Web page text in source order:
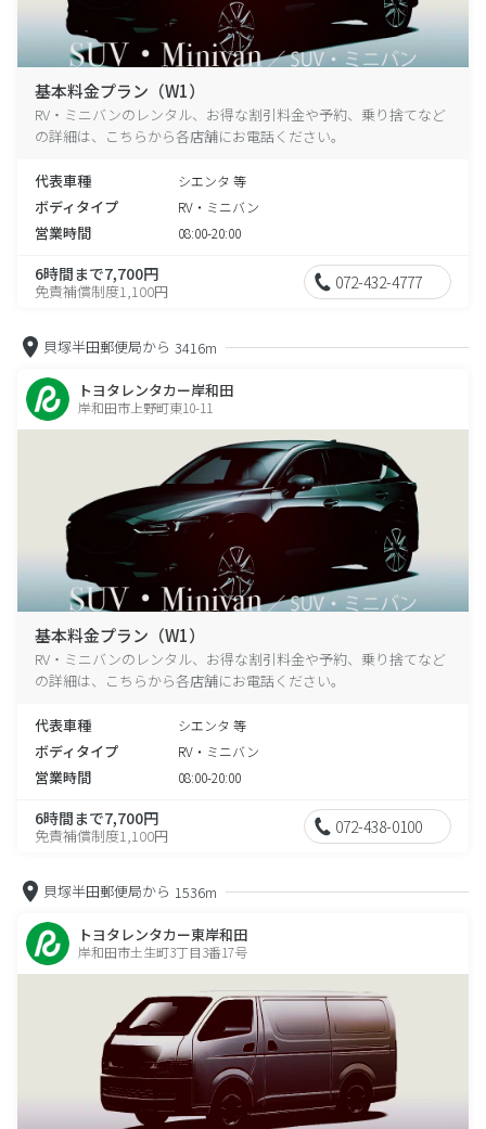
基本料金プラン（W1）
RV・ミニバンのレンタル、お得な割引料金や予約、乗り捨てなど
の詳細は、こちらから各店舗にお電話ください。
代表車種 シエンタ 等
ボディタイプ RV・ミニバン
営業時間 08:00-20:00
6時間まで7,700円
免責補償制度1,100円 072-432-4777
貝塚半田郵便局から 3416m
トヨタレンタカー岸和田
岸和田市上野町東10-11
基本料金プラン（W1）
RV・ミニバンのレンタル、お得な割引料金や予約、乗り捨てなど
の詳細は、こちらから各店舗にお電話ください。
代表車種 シエンタ 等
ボディタイプ RV・ミニバン
営業時間 08:00-20:00
6時間まで7,700円
免責補償制度1,100円 072-438-0100
貝塚半田郵便局から 1536m
トヨタレンタカー東岸和田
岸和田市土生町3丁目3番17号